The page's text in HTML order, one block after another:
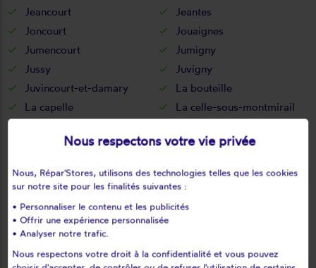
Jeancourt
Jeantes
Joncourt
Jouaignes
Jumencourt
Jumigny
Jussy
Juvigny
Juvincourt-et-damary
La bouteille
La capelle
La celle-sous-montmirail
La croix-sur-ourcq
La fère
La hérie
La malmaison
La neuville-bosmont
La neuville-en-beine
La neuville-housset
La vallée-au-blé
La ville-aux-bois-lès-dizy
Nous respectons votre vie privée
Nous, Répar'Stores, utilisons des technologies telles que les cookies
sur notre site pour les finalités suivantes :
• Personnaliser le contenu et les publicités
• Offrir une expérience personnalisée
• Analyser notre trafic.
Nous respectons votre droit à la confidentialité et vous pouvez